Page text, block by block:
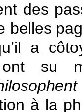
des
belles
a
su
à la